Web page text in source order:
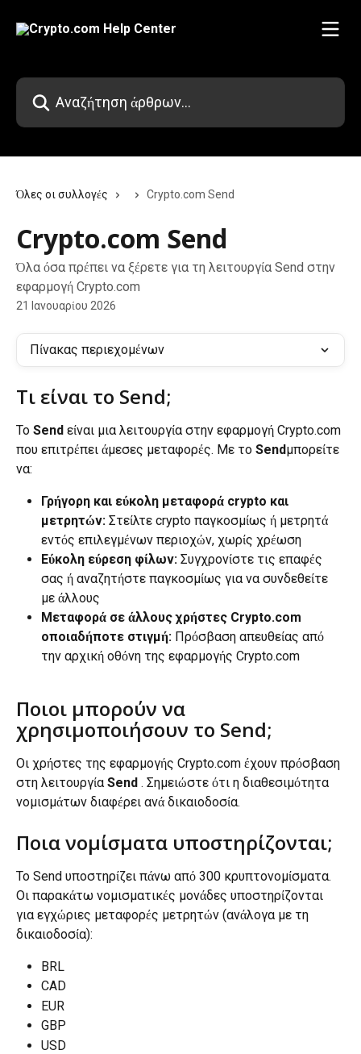
Αναζήτηση άρθρων...
Όλες οι συλλογές Crypto.com Send
Crypto.com Send
Όλα όσα πρέπει να ξέρετε για τη λειτουργία Send στην
εφαρμογή Crypto.com
21 Ιανουαρίου 2026
Πίνακας περιεχομένων
Τι είναι το Send;
Το Send είναι μια λειτουργία στην εφαρμογή Crypto.com
που επιτρέπει άμεσες μεταφορές. Με το Sendμπορείτε
να:
Γρήγορη και εύκολη μεταφορά crypto και
μετρητών: Στείλτε crypto παγκοσμίως ή μετρητά
εντός επιλεγμένων περιοχών, χωρίς χρέωση
Εύκολη εύρεση φίλων: Συγχρονίστε τις επαφές
σας ή αναζητήστε παγκοσμίως για να συνδεθείτε
με άλλους
Μεταφορά σε άλλους χρήστες Crypto.com
οποιαδήποτε στιγμή: Πρόσβαση απευθείας από
την αρχική οθόνη της εφαρμογής Crypto.com
Ποιοι μπορούν να
χρησιμοποιήσουν το Send;
Οι χρήστες της εφαρμογής Crypto.com έχουν πρόσβαση
στη λειτουργία Send . Σημειώστε ότι η διαθεσιμότητα
νομισμάτων διαφέρει ανά δικαιοδοσία.
Ποια νομίσματα υποστηρίζονται;
Το Send υποστηρίζει πάνω από 300 κρυπτονομίσματα.
Οι παρακάτω νομισματικές μονάδες υποστηρίζονται
για εγχώριες μεταφορές μετρητών (ανάλογα με τη
δικαιοδοσία):
BRL
CAD
EUR
GBP
USD